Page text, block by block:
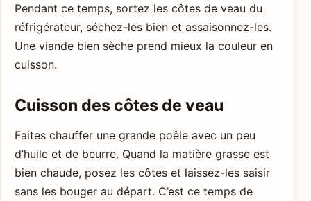
Pendant ce temps, sortez les côtes de veau du
réfrigérateur, séchez-les bien et assaisonnez-les.
Une viande bien sèche prend mieux la couleur en
cuisson.
Cuisson des côtes de veau
Faites chauffer une grande poêle avec un peu
d’huile et de beurre. Quand la matière grasse est
bien chaude, posez les côtes et laissez-les saisir
sans les bouger au départ. C’est ce temps de